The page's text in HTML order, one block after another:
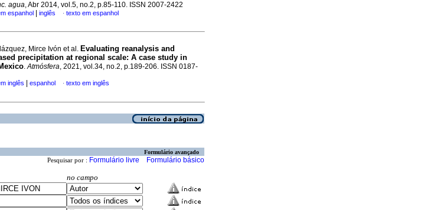
agua, Abr 2014, vol.5, no.2, p.85-110. ISSN 2007-2422
espanhol inglês · texto em espanhol
Mirce Ivón et al. Evaluating reanalysis and
precipitation at regional scale: A case study in
.Atmósfera, 2021, vol.34, no.2, p.189-206. ISSN 0187-
inglês espanhol · texto em inglês
Formulário avançado
Pesquisar por : Formulário livre Formulário básico
no campo